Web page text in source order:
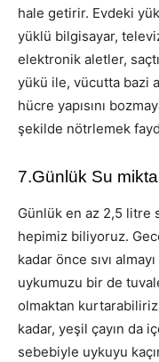
hale getirir. Evdeki
yüklü bilgisayar,
elektronik aletler,
yükü ile, vücutta bazi
hücre yapısını
şekilde nötrlemek
7.Günlük Su
Günlük en az 2,5 litre
hepimiz biliyoruz.
kadar önce sıvı
uykumuzu bir de
olmaktan
kadar, yeşil çayın da
sebebiyle uykuyu